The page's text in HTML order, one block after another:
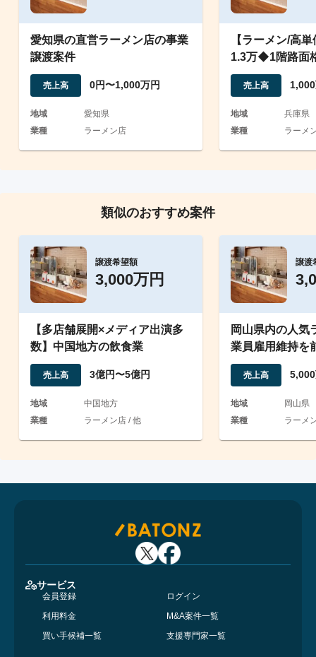
愛知県の直営ラーメン店の事業
譲渡案件
売上高 0円〜1,000万円
地域
愛知県
業種
ラーメン店
【ラーメン/高
1.3万◆1階路面
駅4分◆毎月黒字
売上高
地域
兵庫県
業種
ラーメ
類似のおすすめ案件
譲渡希望額
3,000万円
【多店舗展開×メディア出演多
数】中国地方の飲食業
売上高 3億円〜5億円
地域
中国地方
業種
ラーメン店 / 他
譲渡
岡山県内の人気
業員雇用維持を
譲渡案件
売上高
地域
岡山県
業種
ラーメ
サービス
会員登録
ログイン
利用料金
M&A案件一覧
買い手候補一覧
支援専門家一覧